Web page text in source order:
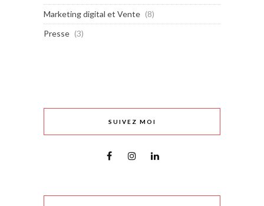
Marketing digital et Vente (8)
Presse (3)
SUIVEZ MOI